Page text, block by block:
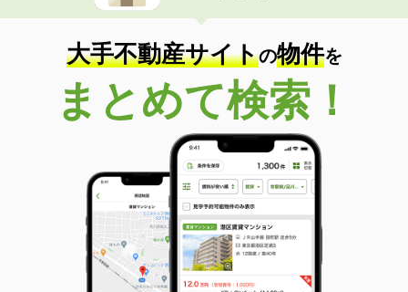
大手不動産サイトの物件を
まとめて検索！